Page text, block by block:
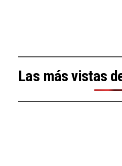
Las más vistas